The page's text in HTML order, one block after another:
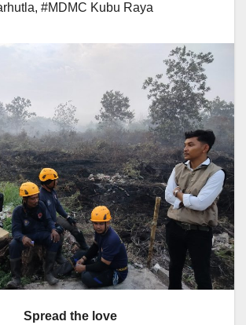
, #MDMC Kubu Raya
Spread the love